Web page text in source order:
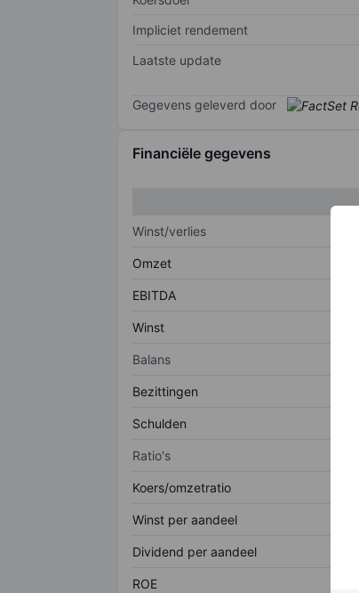
Impliciet rendement
Laatste update
Gegevens geleverd door
Financiële gegevens
Winst/verlies
Omzet
EBITDA
Winst
Balans
Bezittingen
Schulden
Ratio's
Koers/omzetratio
Winst per aandeel
Dividend per aandeel
ROE